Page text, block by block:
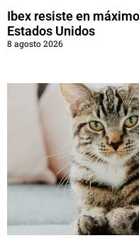
Ibex resiste en
Estados Unidos
8 agosto 2026